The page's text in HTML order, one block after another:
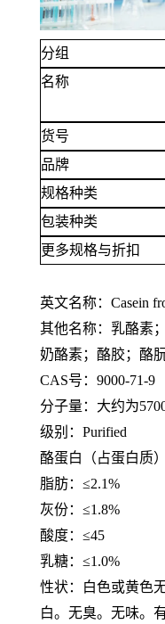
分组
名称
货号
品牌
规格种类
包装种类
更多规格与折扣
英文名称： Casein
其他名称：乳酪素
奶酪素；酪胶；酪
CAS号：9000-71-9
分子量：大约为
级别： Purified
酪蛋白（占蛋白质）
脂肪： ≤2.1%
灰份： ≤1.8%
酸度： ≤45
乳糖： ≤1.0%
性状：白色或黄色
白。无臭。无味。